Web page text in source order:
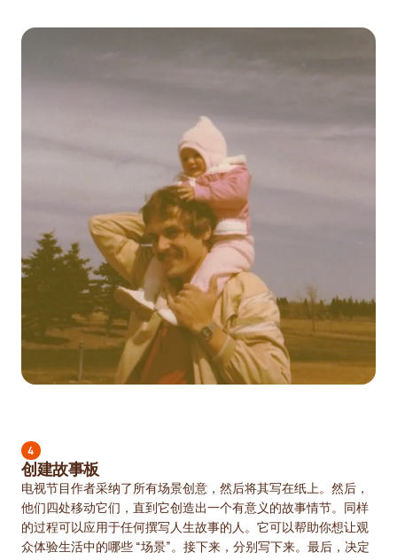
4
创建故事板
电视节目作者采纳了所有场景创意，然后将其写在纸上。然后，
他们四处移动它们，直到它创造出一个有意义的故事情节。同样
的过程可以应用于任何撰写人生故事的人。它可以帮助你想让观
众体验生活中的哪些 “场景”。接下来，分别写下来。最后，决定